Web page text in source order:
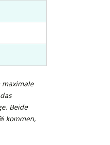
maximale
Beide
kommen,